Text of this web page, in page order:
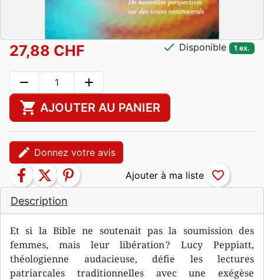
Description
Et si la Bible ne soutenait pas la soumission des
femmes, mais leur libération ? Lucy Peppiatt,
théologienne audacieuse, défie les lectures
patriarcales traditionnelles avec une exégèse
27,88 CHF check Disponible 1 ex.
remove add
shopping_cart AJOUTER AU PANIER
edit Donnez votre avis
facebook twitter pinterest favorite_border